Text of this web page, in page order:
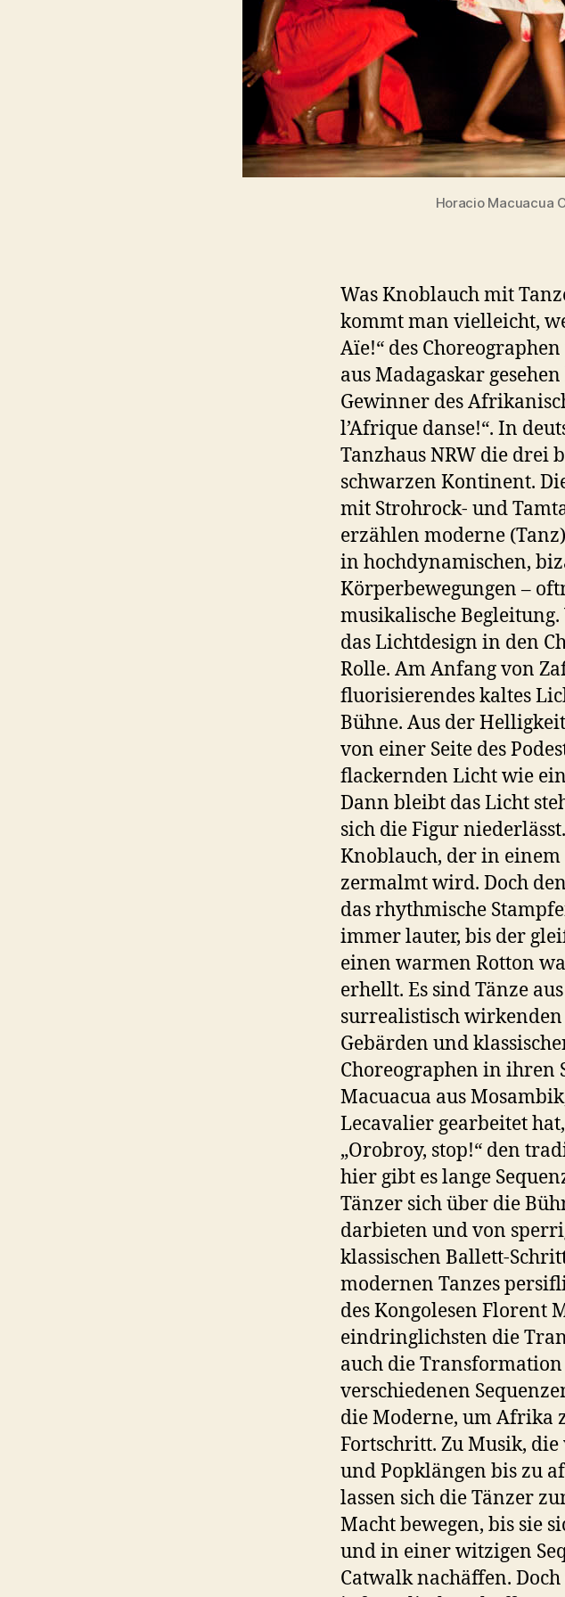
Horacio Macuacua
Was Knoblauch mit
kommt man vielleicht,
Aїe!“ des
aus Madagaskar
Gewinner des
l’Afrique danse!“. In
Tanzhaus NRW die drei
schwarzen Kontinent.
mit Strohrock- und
erzählen moderne
in hochdynamischen,
Körperbewegungen –
musikalische
das Lichtdesign in den
Rolle. Am Anfang von
fluorisierendes kaltes
Bühne. Aus der
von einer Seite des
flackernden Licht wie
Dann bleibt das Licht
sich die Figur
Knoblauch, der in einem
zermalmt wird. Doch
das rhythmische
immer lauter, bis der
einen warmen Rotton
erhellt. Es sind Tänze
surrealistisch
Gebärden und
Choreographen in ihren
Macuacua aus
Lecavalier gearbeitet
„Orobroy, stop!“ den
hier gibt es lange
Tänzer sich über die
darbieten und von
klassischen Ballett-
modernen Tanzes
des Kongolesen Florent
eindringlichsten die
auch die
verschiedenen
die Moderne, um Afrika
Fortschritt. Zu Musik, die
und Popklängen bis zu
lassen sich die Tänzer
Macht bewegen, bis sie
und in einer witzigen
Catwalk nachäffen.